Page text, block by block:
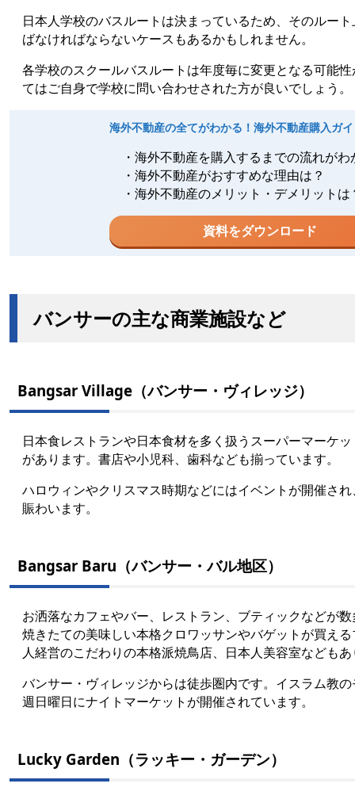
日本人学校のバスルートは決まっているため、そのルー
ばなければならないケースもあるかもしれません。
各学校のスクールバスルートは年度毎に変更となる可能
てはご自身で学校に問い合わせされた方が良いでしょう。
海外不動産の全てがわかる！海外不動産購入ガ
・海外不動産を購入するまでの流れがわ
・海外不動産がおすすめな理由は？
・海外不動産のメリット・デメリットは
資料をダウンロード
バンサーの主な商業施設など
Bangsar Village（バンサー・ヴィレッジ）
日本食レストランや日本食材を多く扱うスーパーマーケ
があります。書店や小児科、歯科なども揃っています。
ハロウィンやクリスマス時期などにはイベントが開催さ
賑わいます。
Bangsar Baru（バンサー・バル地区）
お洒落なカフェやバー、レストラン、ブティックなどが
焼きたての美味しい本格クロワッサンやバゲットが買え
人経営のこだわりの本格派焼鳥店、日本人美容室なども
バンサー・ヴィレッジからは徒歩圏内です。イスラム教
週日曜日にナイトマーケットが開催されています。
Lucky Garden（ラッキー・ガーデン）